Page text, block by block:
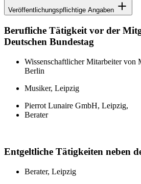
Veröffentlichungspflichtige Angaben
Berufliche Tätigkeit vor der
Deutschen Bundestag
Wissenschaftlicher Mitarbeiter von
Berlin
Musiker, Leipzig
Pierrot Lunaire GmbH, Leipzig,
Berater
Entgeltliche Tätigkeiten neben
Berater, Leipzig